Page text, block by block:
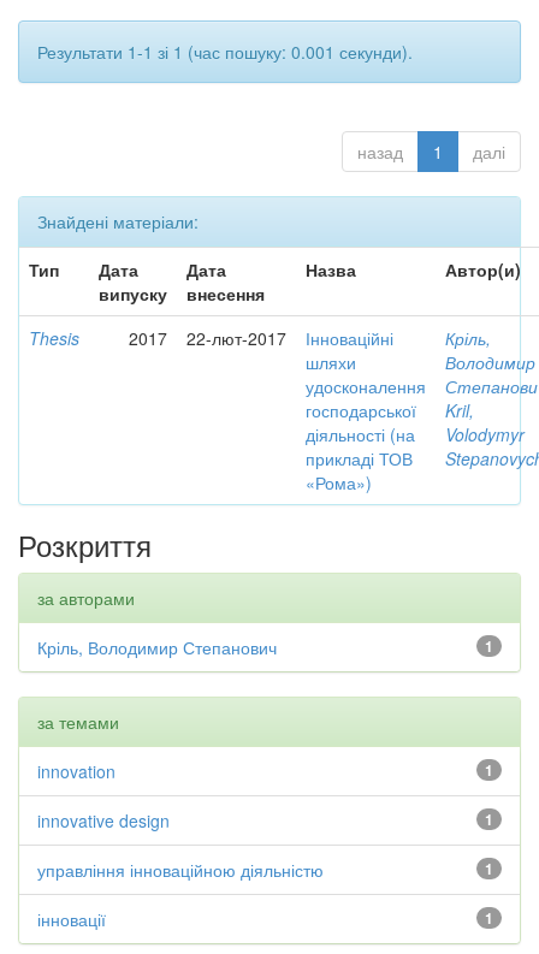
Результати 1-1 зі 1 (час пошуку: 0.001 секунди).
назад 1 далі
Знайдені матеріали:
Тип
Дата
випуску
Дата
внесення
Назва Автор(и)
Thesis 2017 22-лют-2017
Інноваційні
шляхи
удосконалення
господарської
діяльності (на
прикладі ТОВ
«Рома»)
Кріль,
Володимир
Kril,
Volodymyr
Розкриття
за авторами
1
Кріль, Володимир Степанович
за темами
1
innovation
1
innovative design
1
управління інноваційною діяльністю
1
інновації